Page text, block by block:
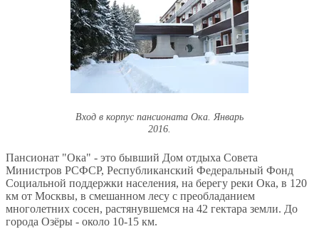
Вход в корпус пансионата Ока. Январь
2016.
Пансионат "Ока" - это бывший Дом отдыха Совета
Министров РСФСР, Республиканский Федеральный Фонд
Социальной поддержки населения, на берегу реки Ока, в 120
км от Москвы, в смешанном лесу с преобладанием
многолетних сосен, растянувшемся на 42 гектара земли. До
города Озёры - около 10-15 км.